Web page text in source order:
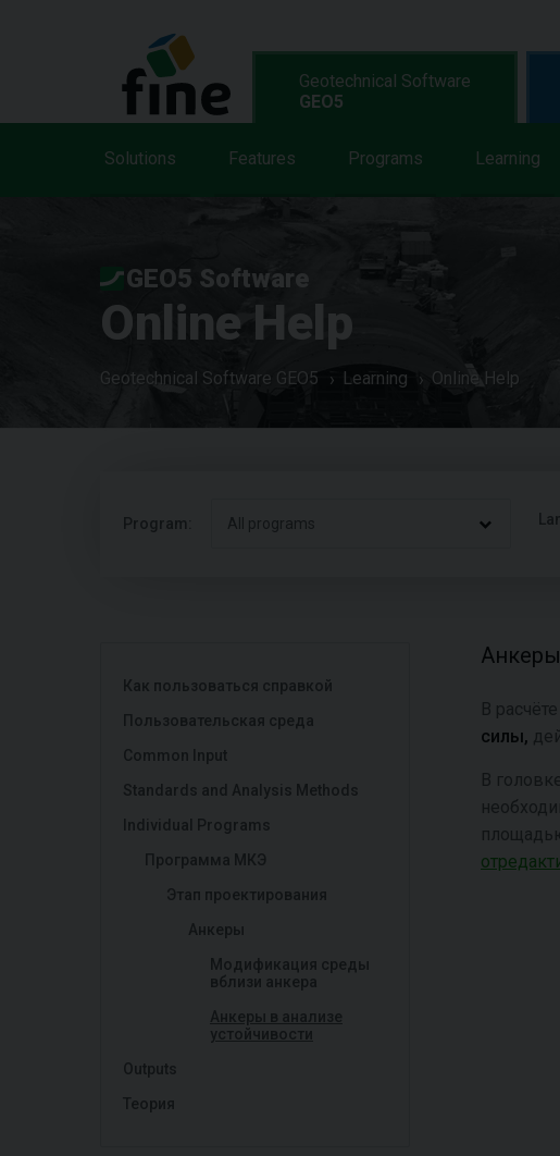
Geotechnical Software
GEO5
Solutions Features Programs Learning
GEO5 Software
Online Help
Geotechnical Software GEO5 Learning Online Help
Program: All programs
Как пользоваться справкой
Пользовательская среда
Common Input
Standards and Analysis Methods
Individual Programs
Программа МКЭ
Этап проектирования
Анкеры
Модификация среды
вблизи анкера
Анкеры в анализе
устойчивости
Outputs
Теория
В расчёте
силы,
В